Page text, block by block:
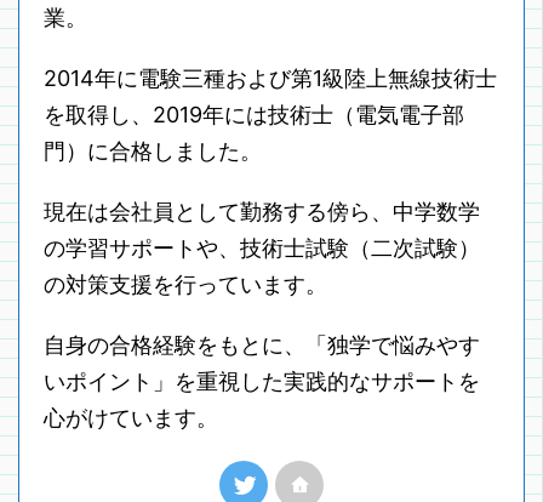
業。
2014年に電験三種および第1級陸上無線技術士
を取得し、2019年には技術士（電気電子部
門）に合格しました。
現在は会社員として勤務する傍ら、中学数学
の学習サポートや、技術士試験（二次試験）
の対策支援を行っています。
自身の合格経験をもとに、「独学で悩みやす
いポイント」を重視した実践的なサポートを
心がけています。